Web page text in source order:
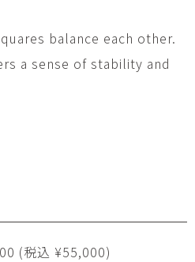
balance each other.
a sense of stability and
(税込 ¥55,000)